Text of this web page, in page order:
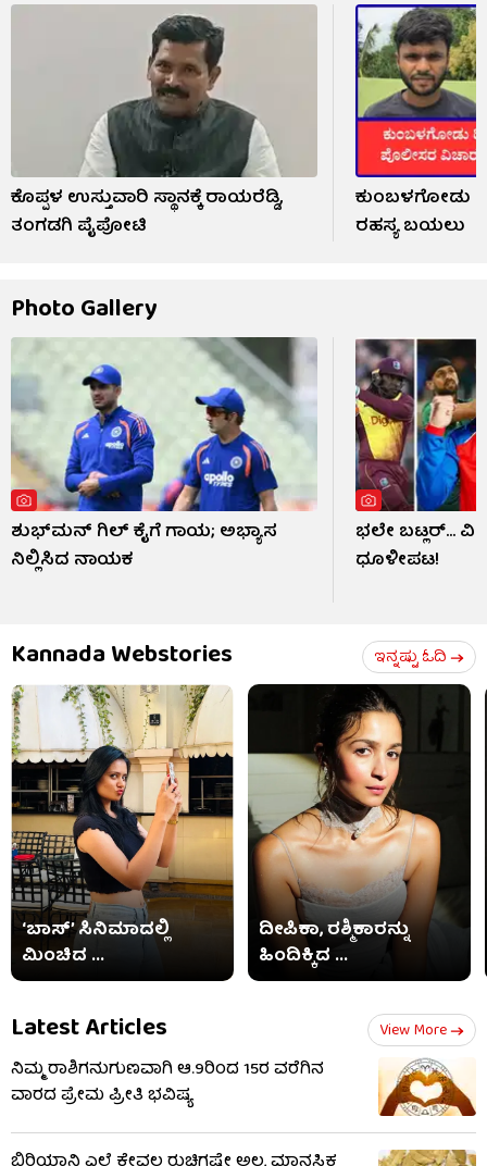
ಕೊಪ್ಪಳ ಉಸ್ತುವಾರಿ ಸ್ಥಾನಕ್ಕೆ ರಾಯರೆಡ್ಡಿ,
ತಂಗಡಗಿ ಪೈಪೋಟಿ
ಕುಂಬಳಗೋಡು
ರಹಸ್ಯ ಬಯಲು
Photo Gallery
ಶುಭ್​ಮನ್ ಗಿಲ್ ಕೈಗೆ ಗಾಯ; ಅಭ್ಯಾಸ
ನಿಲ್ಲಿಸಿದ ನಾಯಕ
ಭಲೇ ಬಟ್ಲರ್...
ಧೂಳೀಪಟ!
Kannada Webstories ಇನ್ನಷ್ಟು ಓದಿ
‘ಬಾಸ್’ ಸಿನಿಮಾದಲ್ಲಿ
ಮಿಂಚಿದ ...
ದೀಪಿಕಾ, ರಶ್ಮಿಕಾರನ್ನು
ಹಿಂದಿಕ್ಕಿದ ...
Latest Articles View More
ನಿಮ್ಮ ರಾಶಿಗನುಗುಣವಾಗಿ ಆ.9ರಿಂದ 15ರ ವರೆಗಿನ
ವಾರದ ಪ್ರೇಮ ಪ್ರೀತಿ ಭವಿಷ್ಯ